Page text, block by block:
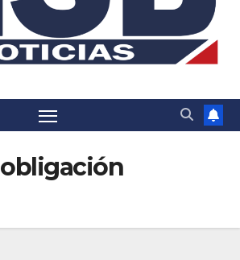
obligación